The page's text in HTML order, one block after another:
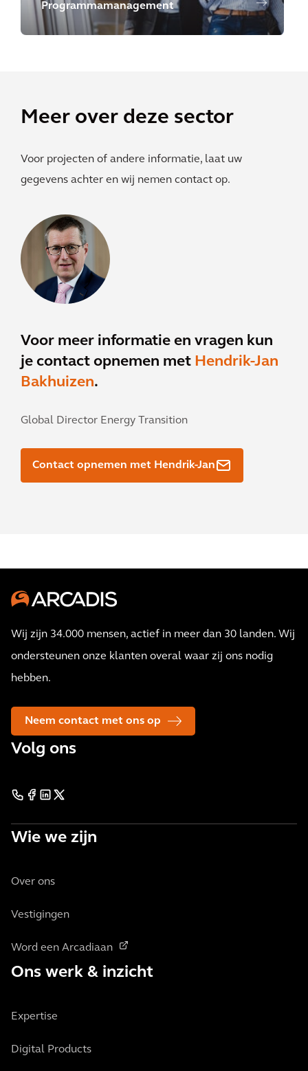
Programmamanagement
Meer over deze sector
Voor projecten of andere informatie, laat uw
gegevens achter en wij nemen contact op.
Voor meer informatie en vragen kun
je contact opnemen met Hendrik-Jan
Bakhuizen.
Global Director Energy Transition
Contact opnemen met Hendrik-Jan
Wij zijn 34.000 mensen, actief in meer dan 30 landen. Wij
ondersteunen onze klanten overal waar zij ons nodig
hebben.
Neem contact met ons op
Volg ons
Wie we zijn
Over ons
Vestigingen
Word een Arcadiaan
Ons werk & inzicht
Expertise
Digital Products